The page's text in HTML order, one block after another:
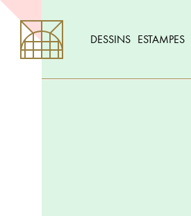
DESSINS ESTAMPES